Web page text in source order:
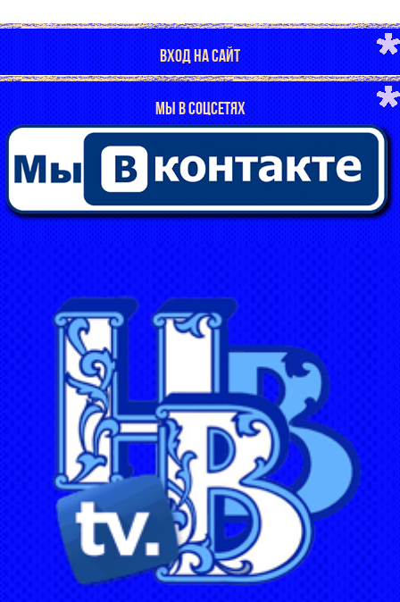
ВХОД НА САЙТ
МЫ В СОЦСЕТЯХ